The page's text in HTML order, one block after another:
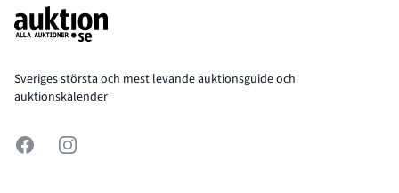
Sveriges största och mest levande auktionsguide och
auktionskalender
FacebookInstagram